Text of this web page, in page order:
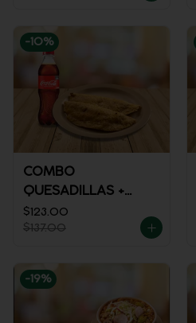
-10%
COMBO
QUESADILLAS +
REFRESCO
$123.00
$137.00
-19%